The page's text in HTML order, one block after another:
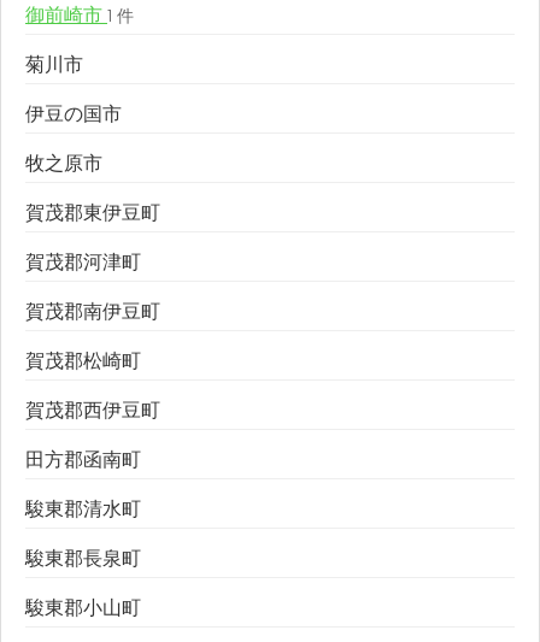
御前崎市 1 件
菊川市
伊豆の国市
牧之原市
賀茂郡東伊豆町
賀茂郡河津町
賀茂郡南伊豆町
賀茂郡松崎町
賀茂郡西伊豆町
田方郡函南町
駿東郡清水町
駿東郡長泉町
駿東郡小山町